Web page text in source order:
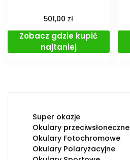
501,00zł
Zobacz gdzie kupić
najtaniej
Super okazje
Okulary przeciwsłoneczne
Okulary Fotochromowe
Okulary Polaryzacyjne